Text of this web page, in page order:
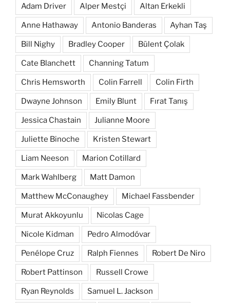
Adam Driver Alper Mestçi Altan Erkekli
Anne Hathaway Antonio Banderas Ayhan Taş
Bill Nighy Bradley Cooper Bülent Çolak
Cate Blanchett Channing Tatum
Chris Hemsworth Colin Farrell Colin Firth
Dwayne Johnson Emily Blunt Fırat Tanış
Jessica Chastain Julianne Moore
Juliette Binoche Kristen Stewart
Liam Neeson Marion Cotillard
Mark Wahlberg Matt Damon
Matthew McConaughey Michael Fassbender
Murat Akkoyunlu Nicolas Cage
Nicole Kidman Pedro Almodóvar
Penélope Cruz Ralph Fiennes Robert De Niro
Robert Pattinson Russell Crowe
Ryan Reynolds Samuel L. Jackson